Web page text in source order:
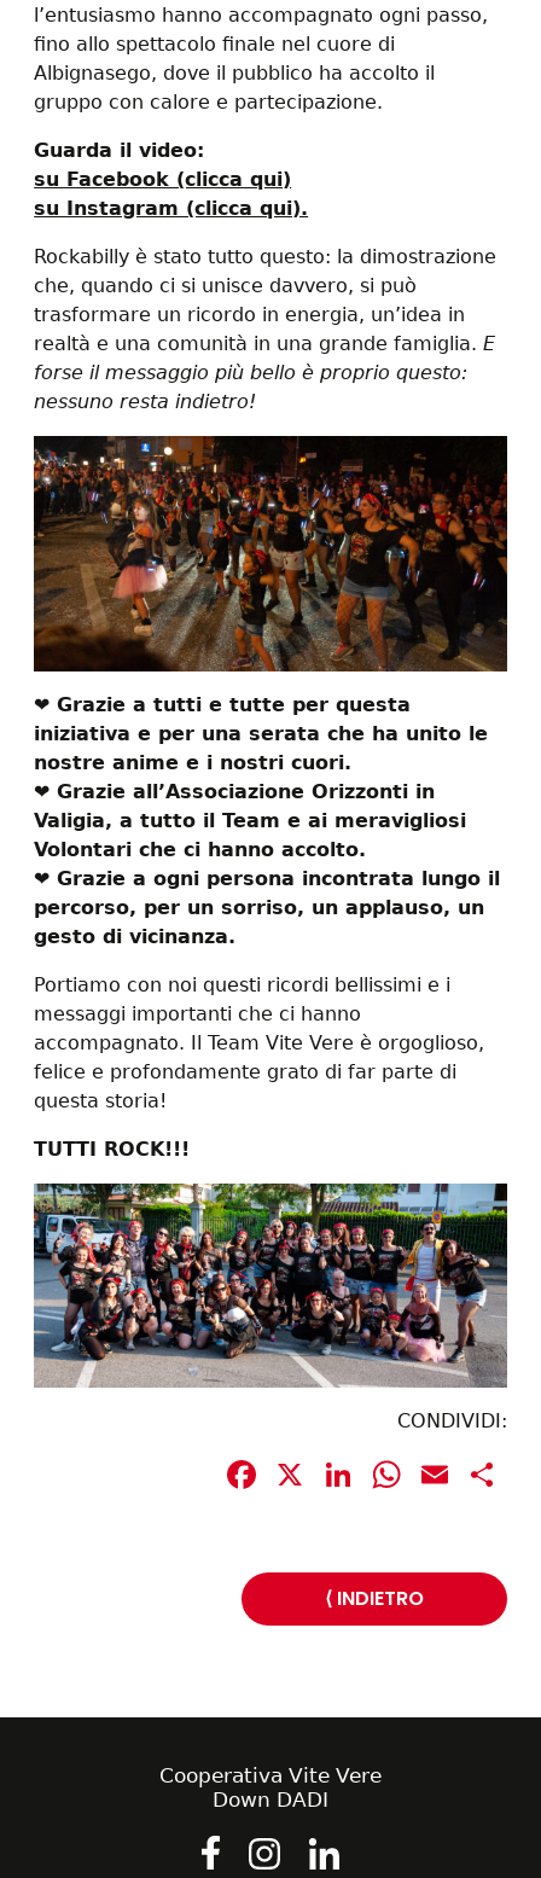
l’entusiasmo hanno accompagnato ogni passo,
fino allo spettacolo finale nel cuore di
Albignasego, dove il pubblico ha accolto il
gruppo con calore e partecipazione.
Guarda il video:
su Facebook (clicca qui)
su Instagram (clicca qui).
Rockabilly è stato tutto questo: la dimostrazione
che, quando ci si unisce davvero, si può
trasformare un ricordo in energia, un’idea in
realtà e una comunità in una grande famiglia.E
forse il messaggio più bello è proprio questo:
nessuno resta indietro!
❤️ Grazie a tutti e tutte per questa
iniziativa e per una serata che ha unito le
nostre anime e i nostri cuori.
❤️ Grazie all’Associazione Orizzonti in
Valigia, a tutto il Team e ai meravigliosi
Volontari che ci hanno accolto.
❤️ Grazie a ogni persona incontrata lungo il
percorso, per un sorriso, un applauso, un
gesto di vicinanza.
Portiamo con noi questi ricordi bellissimi e i
messaggi importanti che ci hanno
accompagnato. Il Team Vite Vere è orgoglioso,
felice e profondamente grato di far parte di
questa storia!
TUTTI ROCK!!!
CONDIVIDI:
Facebook
X LinkedIn
⟨ INDIETRO
Cooperativa Vite Vere
Down DADI